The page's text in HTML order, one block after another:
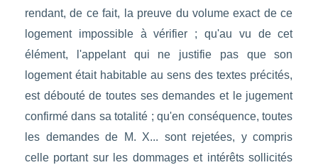
rendant, de ce fait, la preuve du volume exact de ce
logement impossible à vérifier ; qu'au vu de cet
élément, l'appelant qui ne justifie pas que son
logement était habitable au sens des textes précités,
est débouté de toutes ses demandes et le jugement
confirmé dans sa totalité ; qu'en conséquence, toutes
les demandes de M. X... sont rejetées, y compris
celle portant sur les dommages et intérêts sollicités